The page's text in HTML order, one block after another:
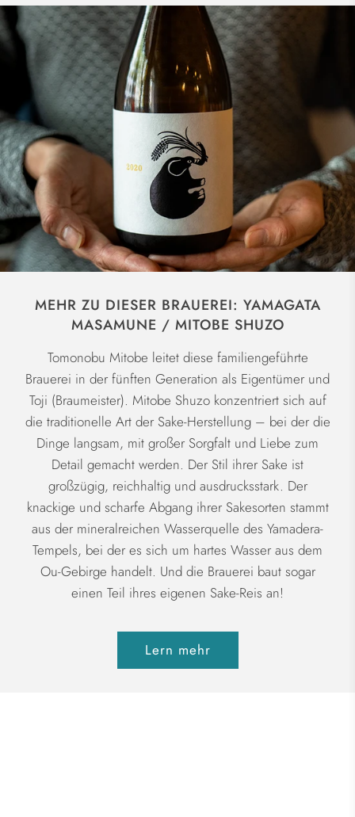
MEHR ZU DIESER BRAUEREI: YAMAGATA
MASAMUNE / MITOBE SHUZO
Tomonobu Mitobe leitet diese familiengeführte
Brauerei in der fünften Generation als Eigentümer und
Toji (Braumeister). Mitobe Shuzo konzentriert sich auf
die traditionelle Art der Sake-Herstellung – bei der die
Dinge langsam, mit großer Sorgfalt und Liebe zum
Detail gemacht werden. Der Stil ihrer Sake ist
großzügig, reichhaltig und ausdrucksstark. Der
knackige und scharfe Abgang ihrer Sakesorten stammt
aus der mineralreichen Wasserquelle des Yamadera-
Tempels, bei der es sich um hartes Wasser aus dem
Ou-Gebirge handelt. Und die Brauerei baut sogar
einen Teil ihres eigenen Sake-Reis an!
Lern mehr